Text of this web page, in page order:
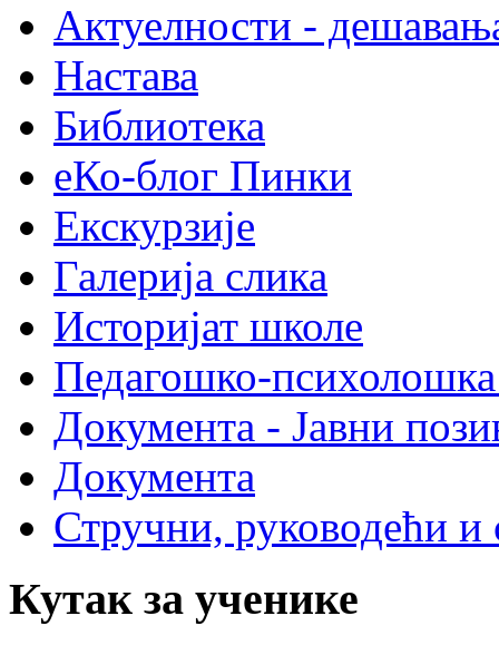
Актуелности -
Настава
Библиотека
еКо-блог Пинки
Екскурзије
Галерија слика
Историјат школе
Педагошко-психолошка
Документа - Јавни
Документа
Стручни, руководећи и
Кутак за ученике